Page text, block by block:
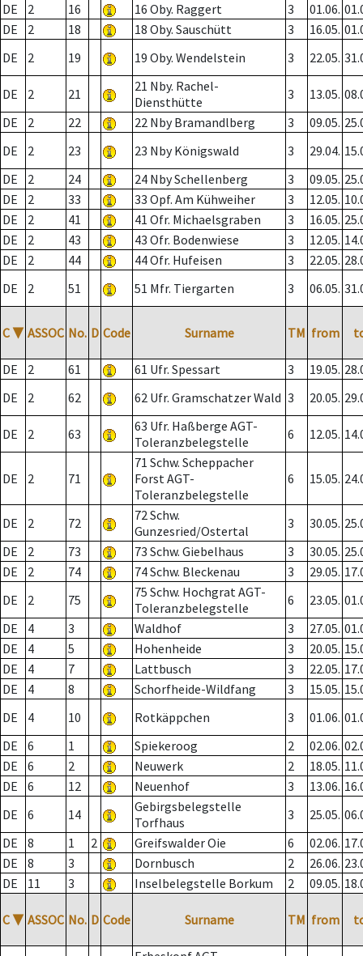
DE
2 16 16 Oby. Raggert 3 01.06.
DE
2 18 18 Oby. Sauschütt 3 16.05.
DE
2 19 19 Oby. Wendelstein 3 22.05.
DE 2 21
21 Nby. Rachel-
Diensthütte
3 13.05.
DE
2 22 22 Nby Bramandlberg 3 09.05.
DE
2 23 23 Nby Königswald 3 29.04.
DE
2 24 24 Nby Schellenberg 3 09.05.
DE
2 33 33 Opf. Am Kühweiher 3 12.05.
DE
2 41 41 Ofr. Michaelsgraben 3 16.05.
DE
2 43 43 Ofr. Bodenwiese 3 12.05.
DE
2 44 44 Ofr. Hufeisen 3 22.05.
DE
2 51 51 Mfr. Tiergarten 3 06.05.
C ▼ ASSOC No. D Code Surname TM from
DE 2 61 61 Ufr. Spessart 3 19.05.
DE
2 62 62 Ufr. Gramschatzer Wald 3 20.05.
DE 2 63
63 Ufr. Haßberge AGT-
Toleranzbelegstelle
6 12.05.
DE 2 71
71 Schw. Scheppacher
Forst AGT-
Toleranzbelegstelle
6 15.05.
DE 2 72
72 Schw.
Gunzesried/Ostertal
3 30.05.
DE
2 73 73 Schw. Giebelhaus 3 30.05.
DE
2 74 74 Schw. Bleckenau 3 29.05.
DE
2 75
75 Schw. Hochgrat AGT-
Toleranzbelegstelle
6 23.05.
DE
4 3 Waldhof 3 27.05.
DE
4 5 Hohenheide 3 20.05.
DE
4 7 Lattbusch 3 22.05.
DE
4 8 Schorfheide-Wildfang 3 15.05.
DE
4 10 Rotkäppchen 3 01.06.
DE
6 1 Spiekeroog 2 02.06.
DE
6 2 Neuwerk 2 18.05.
DE
6 12 Neuenhof 3 13.06.
DE
6 14
Gebirgsbelegstelle
Torfhaus
3 25.05.
DE
8 1 2 Greifswalder Oie 6 02.06.
DE
8 3 Dornbusch 2 26.06.
DE
11 3 Inselbelegstelle Borkum 2 09.05.
C ▼ ASSOC No. D Code Surname TM from